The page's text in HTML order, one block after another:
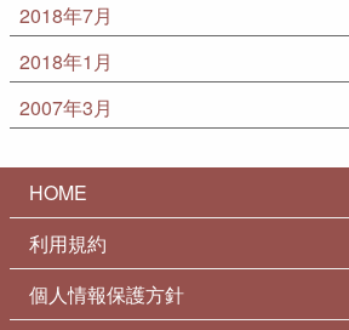
2018年7月
2018年1月
2007年3月
HOME
利用規約
個人情報保護方針